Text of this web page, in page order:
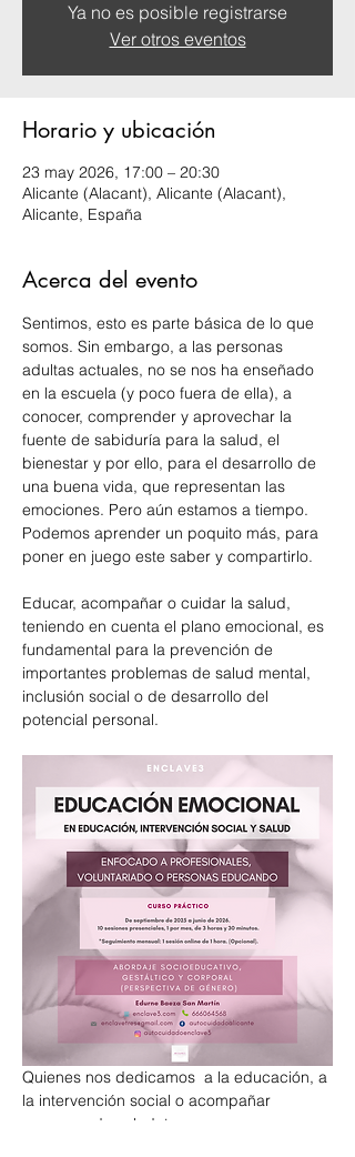
Ya no es posible registrarse
Ver otros eventos
Horario y ubicación
23 may 2026, 17:00 – 20:30
Alicante (Alacant), Alicante (Alacant),
Alicante, España
Acerca del evento
Sentimos, esto es parte básica de lo que
somos. Sin embargo, a las personas
adultas actuales, no se nos ha enseñado
en la escuela (y poco fuera de ella), a
conocer, comprender y aprovechar la
fuente de sabiduría para la salud, el
bienestar y por ello, para el desarrollo de
una buena vida, que representan las
emociones. Pero aún estamos a tiempo.
Podemos aprender un poquito más, para
poner en juego este saber y compartirlo.
Educar, acompañar o cuidar la salud,
teniendo en cuenta el plano emocional, es
fundamental para la prevención de
importantes problemas de salud mental,
inclusión social o de desarrollo del
potencial personal.
Quienes nos dedicamos  a la educación, a
la intervención social o acompañar
procesos de salud, tenemos una gran